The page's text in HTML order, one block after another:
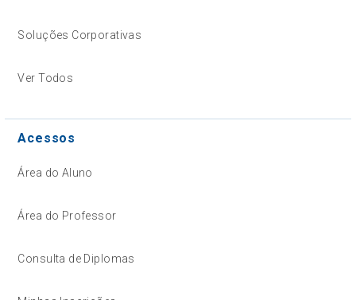
Soluções Corporativas
Ver Todos
Acessos
Área do Aluno
Área do Professor
Consulta de Diplomas